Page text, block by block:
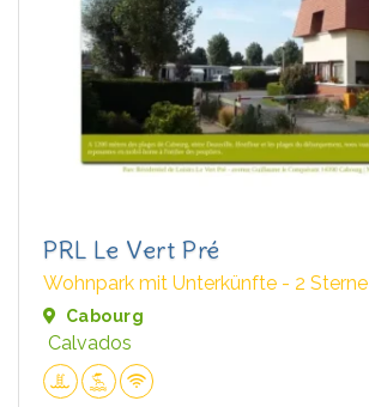
PRL Le Vert Pré
Wohnpark mit Unterkünfte - 2 Sterne
Cabourg
Calvados